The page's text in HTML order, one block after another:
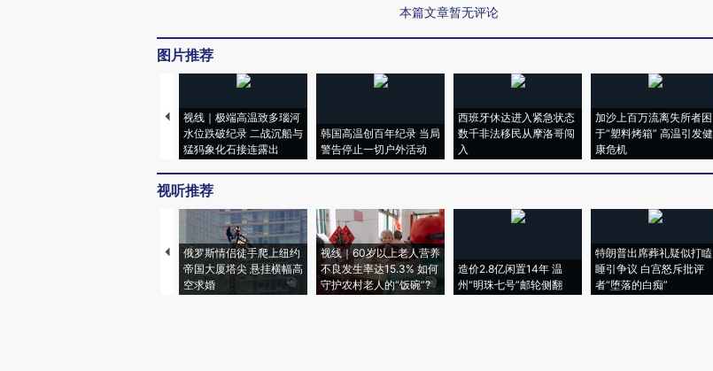
本篇文章暂无评论
图片推荐
视线｜极端高温致多瑙河
水位跌破纪录 二战沉船与
猛犸象化石接连露出
韩国高温创百年纪录 当局
警告停止一切户外活动
西班牙休达进入紧急状态
数千非法移民从摩洛哥闯
入
加沙上百万流离失所者困
于“塑料烤箱” 高温引发健
康危机
视听推荐
俄罗斯情侣徒手爬上纽约
帝国大厦塔尖 悬挂横幅高
空求婚
视线｜60岁以上老人营养
不良发生率达15.3% 如何
守护农村老人的“饭碗”?
造价2.8亿闲置14年 温
州“明珠七号”邮轮侧翻
特朗普出席葬礼疑似打瞌
睡引争议 白宫怒斥批评
者“堕落的白痴”